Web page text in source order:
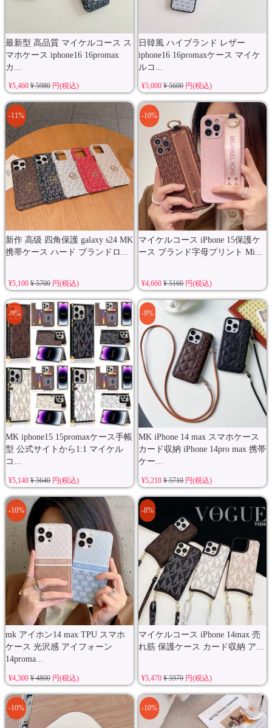
最新型 高品質 マイケルコース ス
マホケース iphone16 16promax
カ...
¥5,460 ¥ 5980円(税込)
日韓風 ハイブランド レザー
iphone16 16promaxケース マイケ
ルコ...
¥5,000¥ 5600円(税込)
新作 高级 四角保護 galaxy s24 MK
携帯ケース ハード ブランドロ...
-11%
¥5,100 ¥ 5700円(税込)
マイケルコース iPhone 15保護ケ
ース ブランド字母プリント Mi...
-10%
¥4,660¥ 5160円(税込)
MK iphone15 15promaxケース手帳
型 公式サイトから1:1 マイケル
コ...
-9%
¥5,140 ¥ 5640円(税込)
MK iPhone 14 max スマホケース
カード収納 iPhone 14pro max 携帯
ケー...
-9%
¥5,210¥ 5710円(税込)
mk アイホン14 max TPU スマホ
ケース 光沢感 アイフォーン
14proma...
-10%
¥4,300 ¥ 4800円(税込)
マイケルコース iPhone 14max 売
れ筋 保護ケース カード収納 ア...
-8%
¥5,470¥ 5970円(税込)
-10% -10%